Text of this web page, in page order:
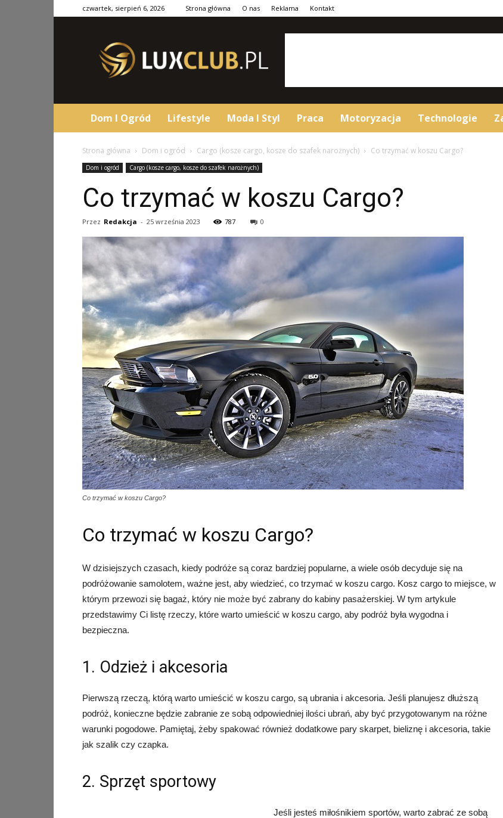
czwartek, sierpień 6, 2026 Strona główna O nas Reklama Kontakt
Dom I Ogród Lifestyle Moda I Styl Praca Motoryzacja Technologie
Strona główna Dom i ogród Cargo (kosze cargo, kosze do szafek narożnych) Co trzymać w koszu Cargo?
Dom i ogród Cargo (kosze cargo, kosze do szafek narożnych)
Co trzymać w koszu Cargo?
Przez Redakcja - 25 września 2023 787 0
Co trzymać w koszu Cargo?
Co trzymać w koszu Cargo?
W dzisiejszych czasach, kiedy podróże są coraz bardziej popularne, a wiele osób decyduje się na
podróżowanie samolotem, ważne jest, aby wiedzieć, co trzymać w koszu cargo. Kosz cargo to miejsce, w
którym przewozi się bagaż, który nie może być zabrany do kabiny pasażerskiej. W tym artykule
przedstawimy Ci listę rzeczy, które warto umieścić w koszu cargo, aby podróż była wygodna i
bezpieczna.
1. Odzież i akcesoria
Pierwszą rzeczą, którą warto umieścić w koszu cargo, są ubrania i akcesoria. Jeśli planujesz dłuższą
podróż, konieczne będzie zabranie ze sobą odpowiedniej ilości ubrań, aby być przygotowanym na różne
warunki pogodowe. Pamiętaj, żeby spakować również dodatkowe pary skarpet, bieliznę i akcesoria, takie
jak szalik czy czapka.
2. Sprzęt sportowy
Jeśli jesteś miłośnikiem sportów, warto zabrać ze sobą